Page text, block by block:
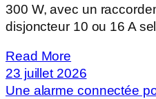
300 W, avec un
disjoncteur 10 ou 16 A
Read More
23 juillet 2026
Une alarme connectée